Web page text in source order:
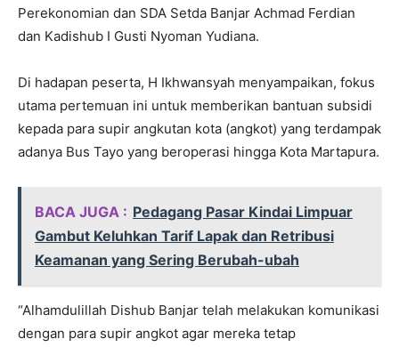
Perekonomian dan SDA Setda Banjar Achmad Ferdian
dan Kadishub I Gusti Nyoman Yudiana.
Di hadapan peserta, H Ikhwansyah menyampaikan, fokus
utama pertemuan ini untuk memberikan bantuan subsidi
kepada para supir angkutan kota (angkot) yang terdampak
adanya Bus Tayo yang beroperasi hingga Kota Martapura.
BACA JUGA : Pedagang Pasar Kindai Limpuar
Gambut Keluhkan Tarif Lapak dan Retribusi
Keamanan yang Sering Berubah-ubah
“Alhamdulillah Dishub Banjar telah melakukan komunikasi
dengan para supir angkot agar mereka tetap